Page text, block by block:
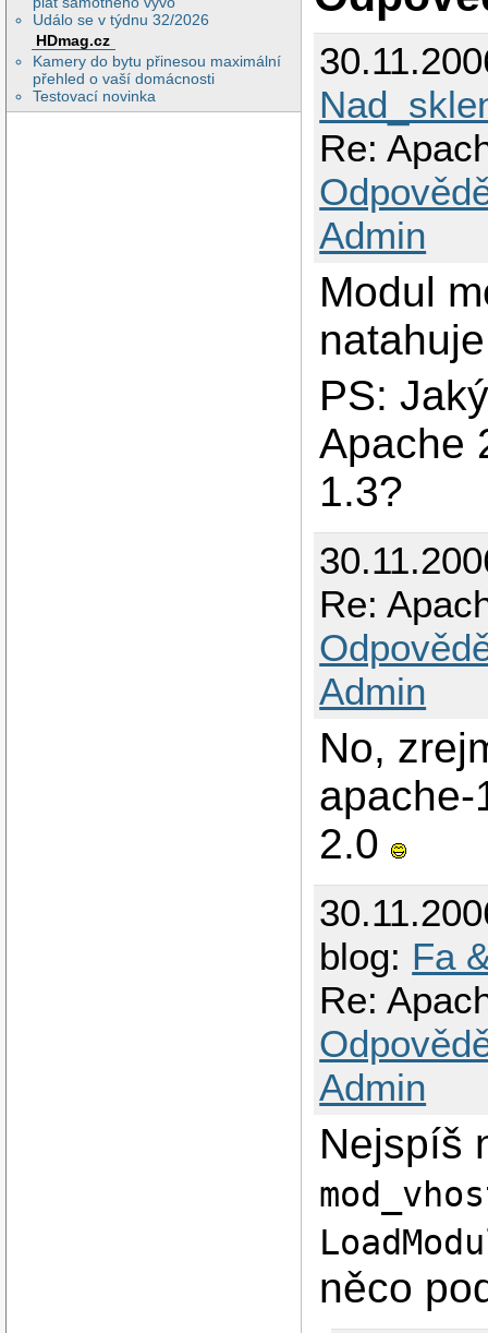
Událo se v týdnu 32/2026
HDmag.cz
Kamery do bytu přinesou maximální
přehled o vaší domácnosti
Testovací novinka
Re:
Admin
Modul
PS:
Apache
1.3?
Re:
Admin
No,
2.0
blog: Fa
Re:
Admin
Nejspíš
něco